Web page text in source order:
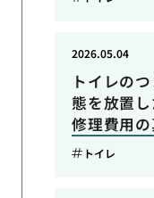
トイレの
態を放置
修理費用
2026.05.04
トイレ